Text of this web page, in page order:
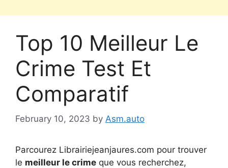
Top 10 Meilleur Le
Crime Test Et
Comparatif
February 10, 2023 by Asm.auto
Parcourez Librairiejeanjaures.com pour trouver
le meilleur le crime que vous recherchez,